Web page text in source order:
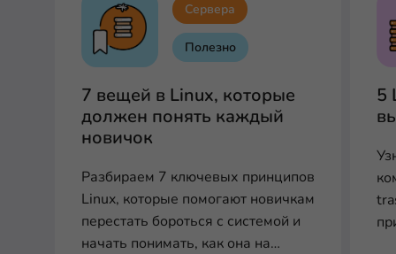
Сервера
Полезно
7 вещей в Linux, которые
должен понять каждый
новичок
Разбираем 7 ключевых принципов
Linux, которые помогают новичкам
перестать бороться с системой и
начать понимать, как она на
5